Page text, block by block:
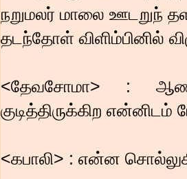
நறுமலர் மாலை ஊடறுந்
தடந்தோள் விளிம்பினில்
<தேவசோமா> :
குடித்திருக்கிற என்னிடம்
<கபாலி> : என்ன